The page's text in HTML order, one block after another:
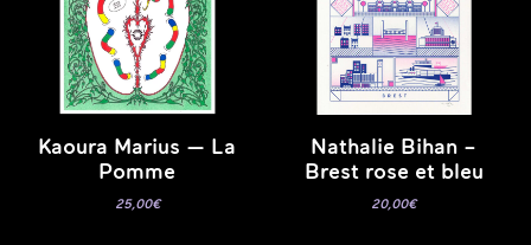
Kaoura Marius — La
Pomme
25,00€
Nathalie Bihan –
Brest rose et bleu
20,00€